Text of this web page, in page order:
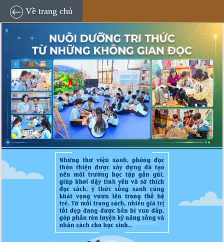
Về trang chủ
Nuôi dưỡng tri thức từ những không gian đọc